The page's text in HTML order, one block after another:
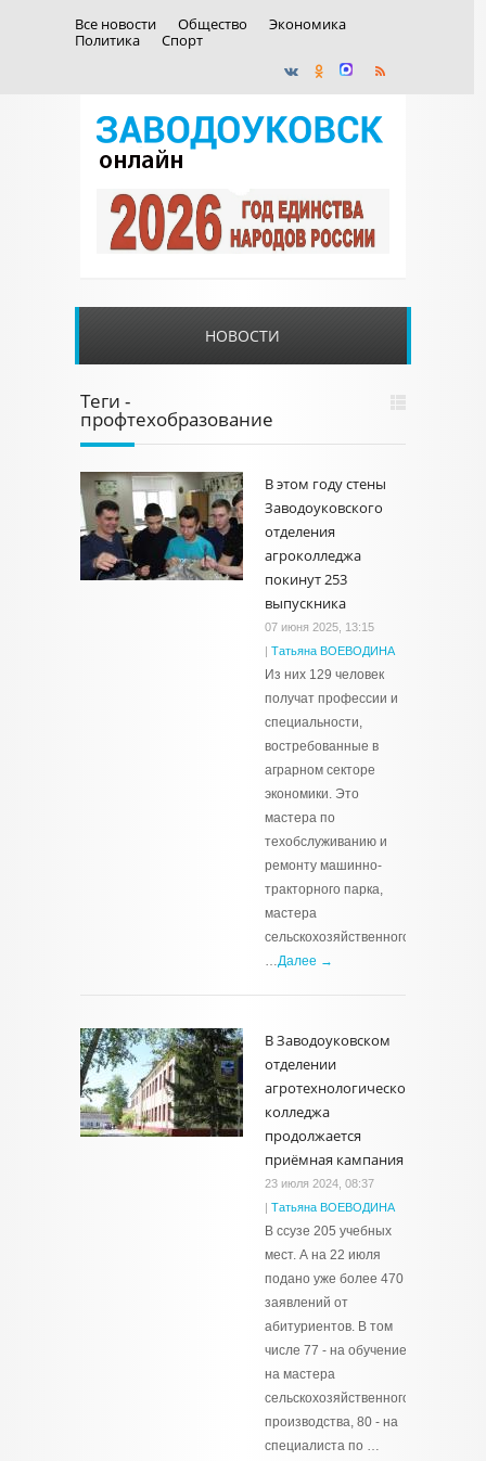
Все новости Общество
Экономика
Политика
Спорт
НОВОСТИ
Теги -
профтехобразование
В этом году стены
Заводоуковского
отделения
агроколледжа
покинут 253
выпускника
07 июня 2025, 13:15
| Татьяна ВОЕВОДИНА
Из них 129 человек
получат профессии и
специальности,
востребованные в
аграрном секторе
экономики. Это
мастера по
техобслуживанию и
ремонту машинно-
тракторного парка,
мастера
сельскохозяйственного
…Далее →
В Заводоуковском
отделении
агротехнологического
колледжа
продолжается
приёмная кампания
23 июля 2024, 08:37
| Татьяна ВОЕВОДИНА
В ссузе 205 учебных
мест. А на 22 июля
подано уже более 470
заявлений от
абитуриентов. В том
числе 77 - на обучение
на мастера
сельскохозяйственного
производства, 80 - на
специалиста по …